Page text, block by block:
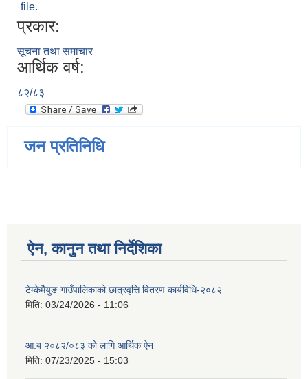
file.
प्रकार:
सूचना तथा समाचार
आर्थिक वर्ष:
८२/८३
जन प्रतिनिधि
ऐन, कानुन तथा निर्देशिका
टेम्केमैयुङ गाउँपालिकाको छात्रवृत्ति वितरण कार्यविधि-२०८२
मिति: 03/24/2026 - 11:06
आ.ब २०८२/०८३ को लागि आर्थिक ऐन
मिति: 07/23/2025 - 15:03